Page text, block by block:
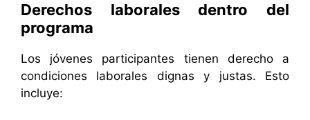
Derechos laborales dentro del
programa
Los jóvenes participantes tienen derecho a
condiciones laborales dignas y justas. Esto
incluye: